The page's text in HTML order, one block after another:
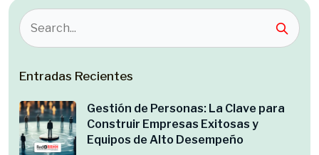
Entradas Recientes
Gestión de Personas: La Clave para
Construir Empresas Exitosas y
Equipos de Alto Desempeño